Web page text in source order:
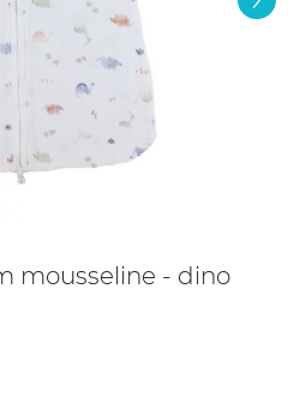
mousseline - dino